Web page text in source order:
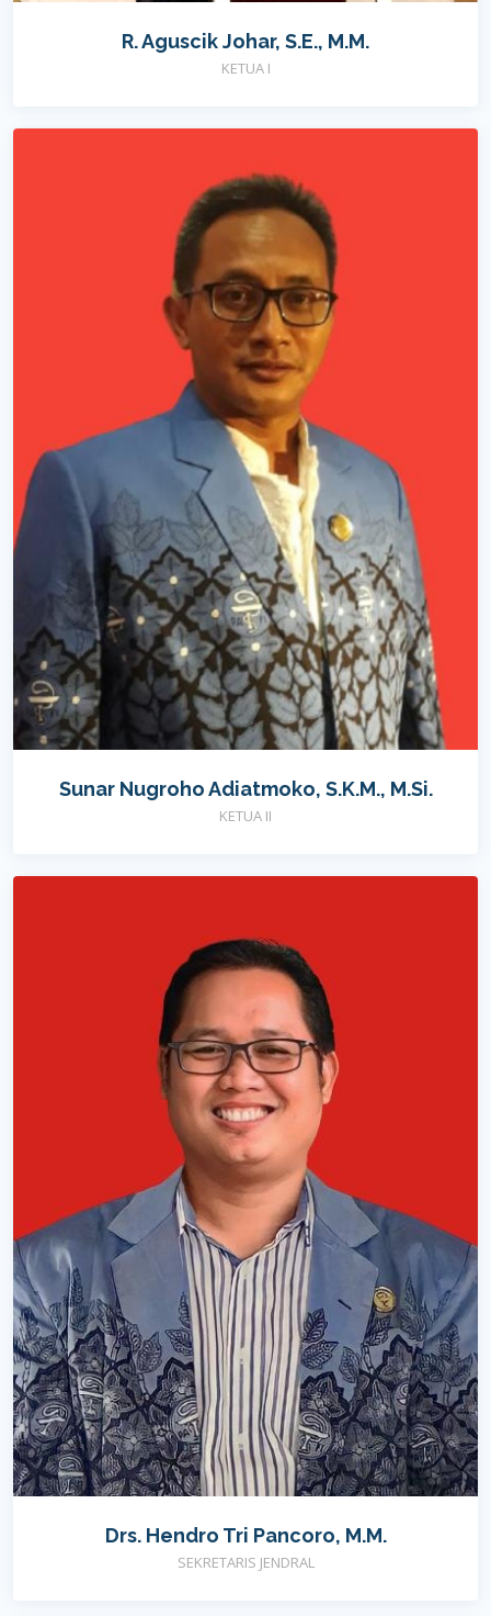
R. Aguscik Johar, S.E., M.M.
KETUA I
Sunar Nugroho Adiatmoko, S.K.M., M.Si.
KETUA II
Drs. Hendro Tri Pancoro, M.M.
SEKRETARIS JENDRAL